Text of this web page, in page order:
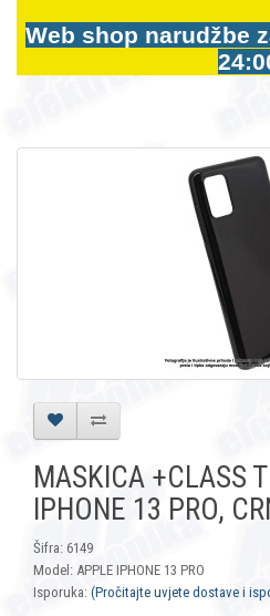
Web shop narudžbe
MASKICA +CLASS
IPHONE 13 PRO,
Šifra: 6149
Model: APPLE IPHONE 13 PRO
Isporuka: (Pročitajte uvjete dostave i